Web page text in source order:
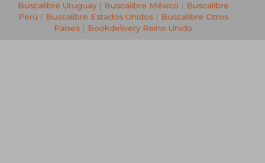
Buscalibre Uruguay| Buscalibre México | Buscalibre
Perú | Buscalibre Estados Unidos| Buscalibre Otros
Países | Bookdelivery Reino Unido